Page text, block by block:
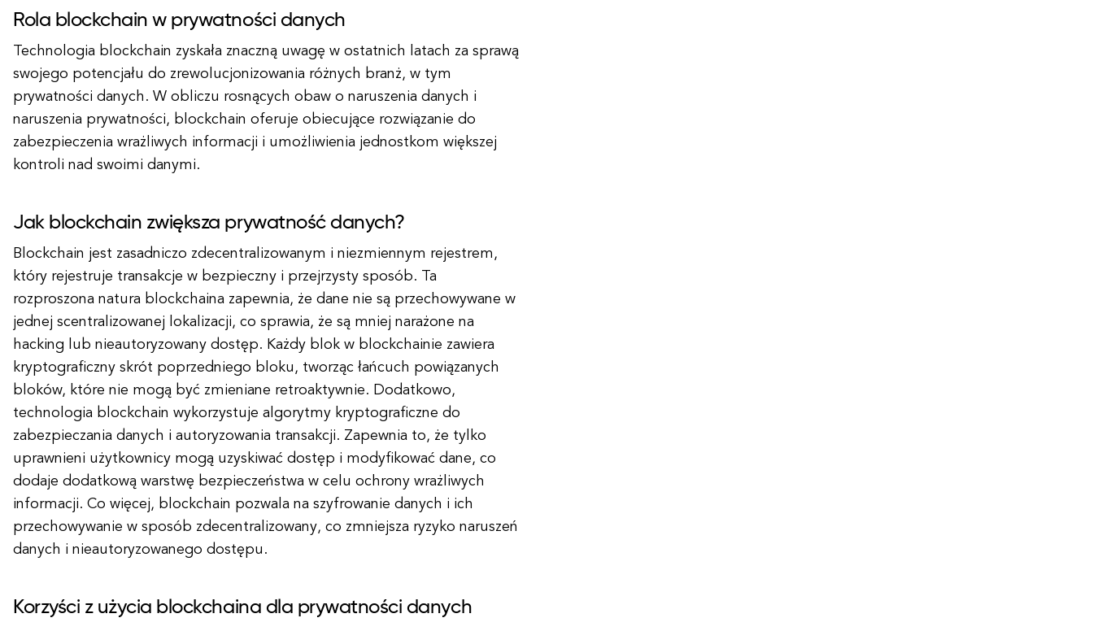
Rola blockchain w prywatności danych
Technologia blockchain zyskała znaczną uwagę w ostatnich latach za sprawą
swojego potencjału do zrewolucjonizowania różnych branż, w tym
prywatności danych. W obliczu rosnących obaw o naruszenia danych i
naruszenia prywatności, blockchain oferuje obiecujące rozwiązanie do
zabezpieczenia wrażliwych informacji i umożliwienia jednostkom większej
kontroli nad swoimi danymi.
Jak blockchain zwiększa prywatność danych?
Blockchain jest zasadniczo zdecentralizowanym i niezmiennym rejestrem,
który rejestruje transakcje w bezpieczny i przejrzysty sposób. Ta
rozproszona natura blockchaina zapewnia, że dane nie są przechowywane w
jednej scentralizowanej lokalizacji, co sprawia, że są mniej narażone na
hacking lub nieautoryzowany dostęp. Każdy blok w blockchainie zawiera
kryptograficzny skrót poprzedniego bloku, tworząc łańcuch powiązanych
bloków, które nie mogą być zmieniane retroaktywnie. Dodatkowo,
technologia blockchain wykorzystuje algorytmy kryptograficzne do
zabezpieczania danych i autoryzowania transakcji. Zapewnia to, że tylko
uprawnieni użytkownicy mogą uzyskiwać dostęp i modyfikować dane, co
dodaje dodatkową warstwę bezpieczeństwa w celu ochrony wrażliwych
informacji. Co więcej, blockchain pozwala na szyfrowanie danych i ich
przechowywanie w sposób zdecentralizowany, co zmniejsza ryzyko naruszeń
danych i nieautoryzowanego dostępu.
Korzyści z użycia blockchaina dla prywatności danych